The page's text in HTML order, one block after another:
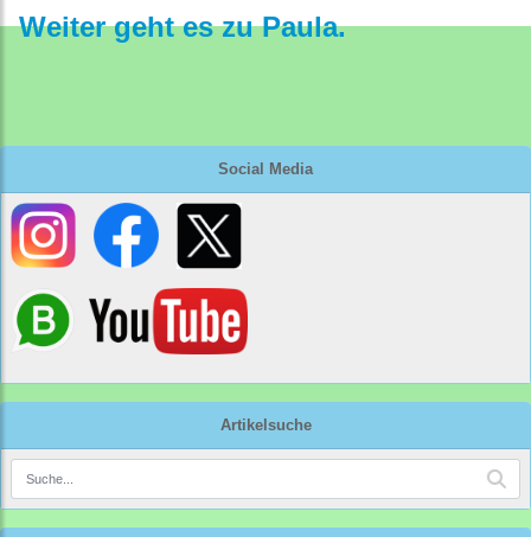
Social Media
Artikelsuche
Weiter geht es zu Paula.